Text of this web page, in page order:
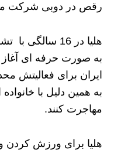
رقص در دوبی شرکت
هلیا در 16
به صورت حرفه ای آغاز
ایران برای فعالیتش
به همین دلیل با
مهاجرت کنند.
هلیا برای ورزش کردن